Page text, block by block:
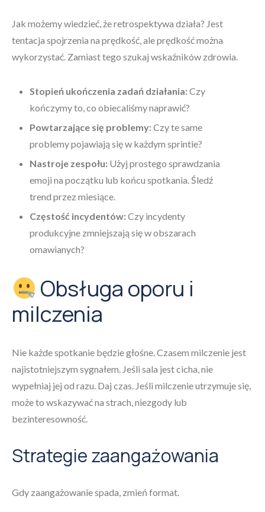
Jak możemy wiedzieć, że retrospektywa działa? Jest
tentacja spojrzenia na prędkość, ale prędkość można
wykorzystać. Zamiast tego szukaj wskaźników zdrowia.
Stopień ukończenia zadań działania:Czy
kończymy to, co obiecaliśmy naprawić?
Powtarzające się problemy:Czy te same
problemy pojawiają się w każdym sprintie?
Nastroje zespołu: Użyj prostego sprawdzania
emoji na początku lub końcu spotkania. Śledź
trend przez miesiące.
Częstość incydentów:Czy incydenty
produkcyjne zmniejszają się w obszarach
omawianych?
Obsługa oporu i
milczenia
Nie każde spotkanie będzie głośne. Czasem milczenie jest
najistotniejszym sygnałem. Jeśli sala jest cicha, nie
wypełniaj jej od razu. Daj czas. Jeśli milczenie utrzymuje się,
może to wskazywać na strach, niezgody lub
bezinteresowność.
Strategie zaangażowania
Gdy zaangażowanie spada, zmień format.